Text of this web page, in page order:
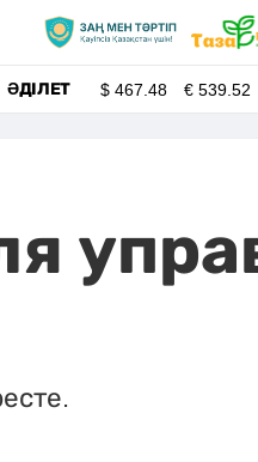
ӘДІЛЕТ $467.48 €539.52